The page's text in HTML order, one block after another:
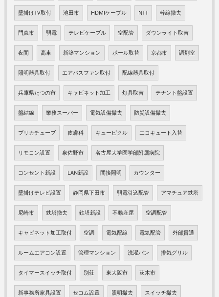
壁掛けTV取付 池田市 HDMIケーブル NTT 幹線撤去
門真市 弱電 テレビケーブル 空配管 ダウンライト取替
夜間 高車 新築マンション ポール取替 京都市 調剤室
照明器具取付 エアパスファン取付 配線器具取付
兵庫県たつの市 キャビネット加工 灯具取替 テナント盤設置
盤結線 業務スーパー 電気設備撤去 防災設備撤去
プリカチューブ 皮膚科 キューピクル エコキュート入替
リモコン設置 泉佐野市 名古屋大学医学部附属病院
コンセント新設 LAN新設 間接照明 カウンター
壁掛けテレビ設置 静岡県下田市 弱電引込配管 アマチュア鉄塔
尼崎市 鉄塔撤去 鉄塔新設 不動産屋 空調配管
キャビネット加工取付 空調 電気配線 電気配管 外部貫通
ルームエアコン設置 管理マンション 洗濯パン 排気グリル
タイマースイッチ取付 別荘 東大阪市 茨木市
新事務所家具設置 セコム設置 照明撤去 スイッチ撤去